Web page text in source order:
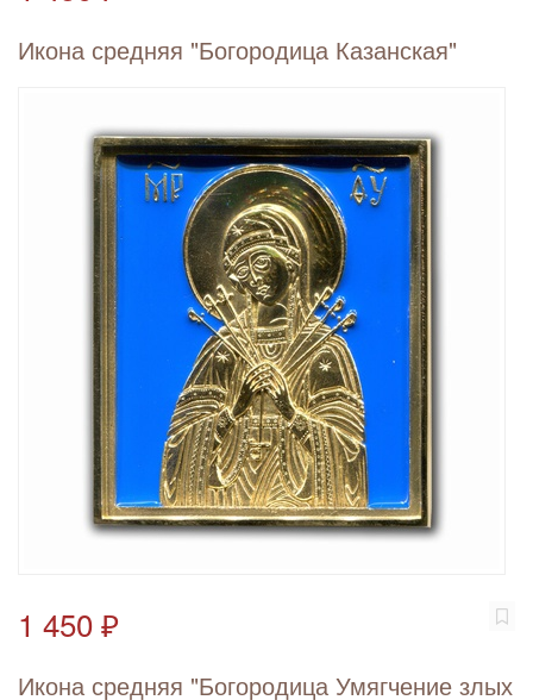
Икона средняя "Богородица Казанская"
1 450 ₽
Икона средняя "Богородица Умягчение злых